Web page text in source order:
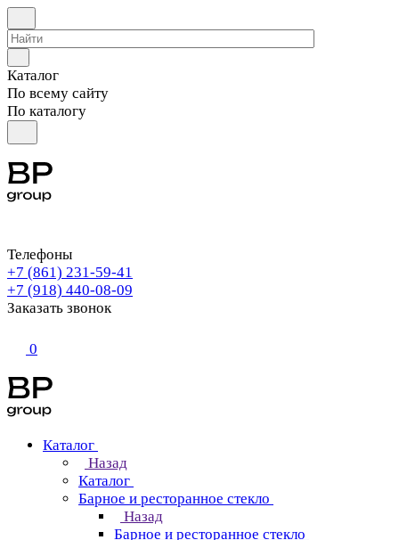
Каталог
По всему сайту
По каталогу
Телефоны
+7 (861) 231-59-41
+7 (918) 440-08-09
Заказать звонок
0
Каталог
Назад
Каталог
Барное и ресторанное стекло
Назад
Барное и ресторанное стекло